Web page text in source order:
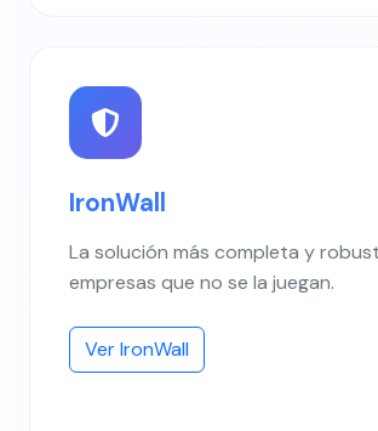
IronWall
La solución más completa y
empresas que no se la juegan.
Ver IronWall